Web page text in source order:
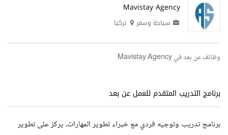
Mavistay Agency
سياحة وسفر تركيا
وظائف عن بعد في Mavistay Agency
برنامج التدريب المتقدم للعمل عن بعد
برنامج تدريب وتوجيه فردي مع خبراء تطوير المهارات، يركز على تطوير